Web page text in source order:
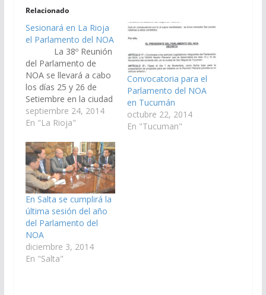
Relacionado
Sesionará en La Rioja
el Parlamento del NOA
La 38º Reunión
del Parlamento de
NOA se llevará a cabo
los días 25 y 26 de
Setiembre en la ciudad
de La Rioja. La
misma será presidida
Senado, Andrés Costas
Zottos y contará con
la presencia de
legisladores de las
provincias de Salta,…
septiembre 24, 2014
En "La Rioja"
Convocatoria para el
Parlamento del NOA
en Tucumán
octubre 22, 2014
En "Tucuman"
En Salta se cumplirá la
última sesión del año
del Parlamento del
NOA
diciembre 3, 2014
En "Salta"